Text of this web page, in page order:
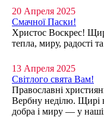
20 Апреля 2025
Смачної Паски!
Христос Воскрес!
тепла, миру, радості
13 Апреля 2025
Світлого свята Вам!
Православні
Вербну неділю. Щирі
добра і миру — у